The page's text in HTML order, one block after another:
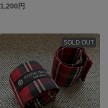
1,200円
SOLD OUT